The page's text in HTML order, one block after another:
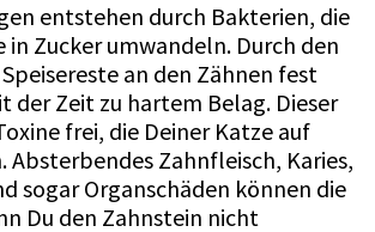
entstehen durch Bakterien, die
Zucker umwandeln. Durch den
an den Zähnen fest
der Zeit zu hartem Belag. Dieser
frei, die Deiner Katze auf
Absterbendes Zahnfleisch, Karies,
sogar Organschäden können die
Du den Zahnstein nicht